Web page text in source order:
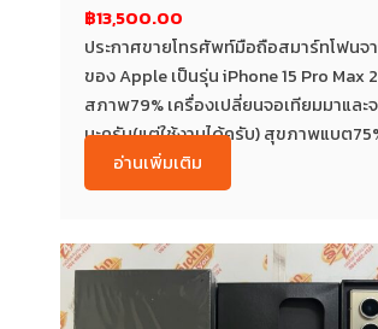
฿13,500.00
ประกาศขายโทรศัพท์มือถือสมาร์ทโฟนจ
ของ Apple เป็นรุ่น iPhone 15 Pro Max
สภาพ79% เครื่องเปลี่ยนจอเทียมมาและ
นะครับ(แต่ใช้งานได้ครับ) สุขภาพแบต
อ่านเพิ่มเติม